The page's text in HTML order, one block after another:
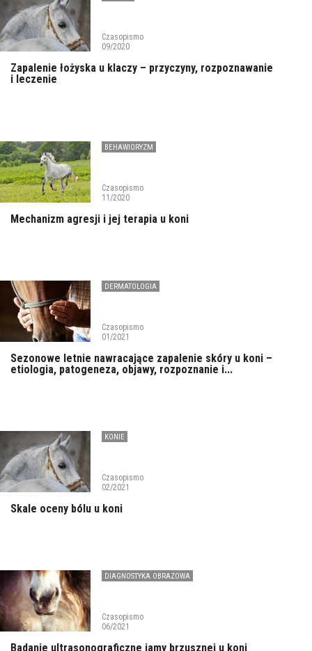
Czasopismo
09/2020
Zapalenie łożyska u klaczy – przyczyny, rozpoznawanie
i leczenie
BEHAWIORYZM
Czasopismo
11/2020
Mechanizm agresji i jej terapia u koni
DERMATOLOGIA
Czasopismo
01/2021
Sezonowe letnie nawracające zapalenie skóry u koni –
etiologia, patogeneza, objawy, rozpoznanie i...
KONIE
Czasopismo
02/2021
Skale oceny bólu u koni
DIAGNOSTYKA OBRAZOWA
Czasopismo
06/2021
Badanie ultrasonograficzne jamy brzusznej u koni